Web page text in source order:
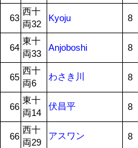
63
西十
両32
Kyoju 8
64
東十
両33
Anjoboshi 8
65
西十
両6
わさき川 8
66
東十
両14
伏昌平 8
66
西十
両29
アスワン 8